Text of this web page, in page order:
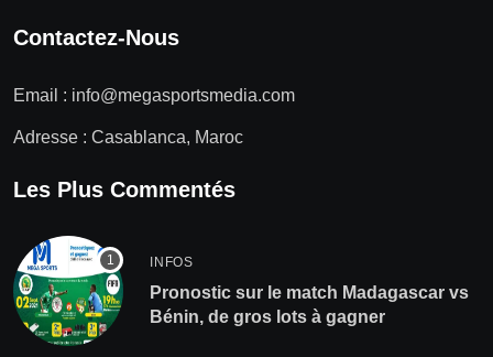
Contactez-Nous
Email : info@megasportsmedia.com
Adresse : Casablanca, Maroc
Les Plus Commentés
INFOS
Pronostic sur le match Madagascar vs
Bénin, de gros lots à gagner